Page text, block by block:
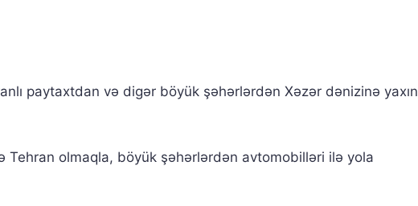
paytaxtdan və digər böyük şəhərlərdən Xəzər dənizinə yaxın
Tehran olmaqla, böyük şəhərlərdən avtomobilləri ilə yola